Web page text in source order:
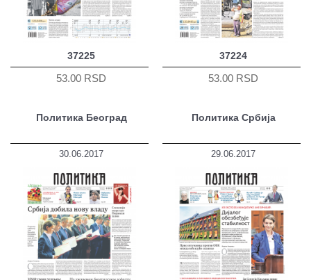
37225
53.00 RSD
37224
53.00 RSD
Политика Београд
30.06.2017
Политика Србија
29.06.2017